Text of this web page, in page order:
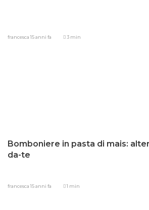
francesca15 anni fa 3 min
Bomboniere in pasta di mais:
da-te
francesca15 anni fa 1 min